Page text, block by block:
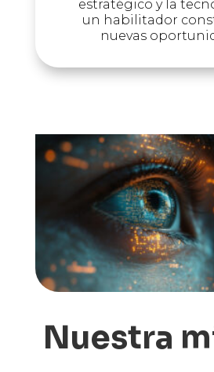
estratégico y la
un habilitador
nuevas
Nuestra